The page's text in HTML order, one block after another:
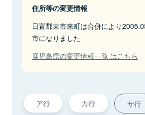
住所等の変更情報
日置郡東市来町は合併により
市になりました
鹿児島県の変更情報一覧 はこちら
ア行 カ行 サ行